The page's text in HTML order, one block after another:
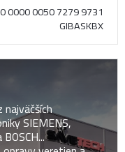
0000 0050 7279 9731
GIBASKBX
SIEMENS,